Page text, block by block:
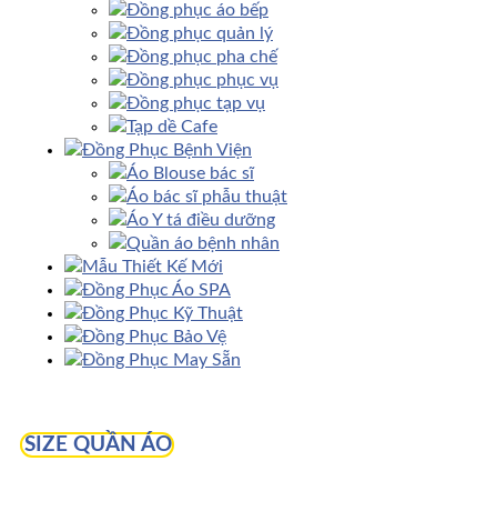
Đồng phục áo bếp
Đồng phục quản lý
Đồng phục pha chế
Đồng phục phục vụ
Đồng phục tạp vụ
Tạp dề Cafe
Đồng Phục Bệnh Viện
Áo Blouse bác sĩ
Áo bác sĩ phẫu thuật
Áo Y tá điều dưỡng
Quần áo bệnh nhân
Mẫu Thiết Kế Mới
Đồng Phục Áo SPA
Đồng Phục Kỹ Thuật
Đồng Phục Bảo Vệ
Đồng Phục May Sẵn
SIZE QUẦN ÁO